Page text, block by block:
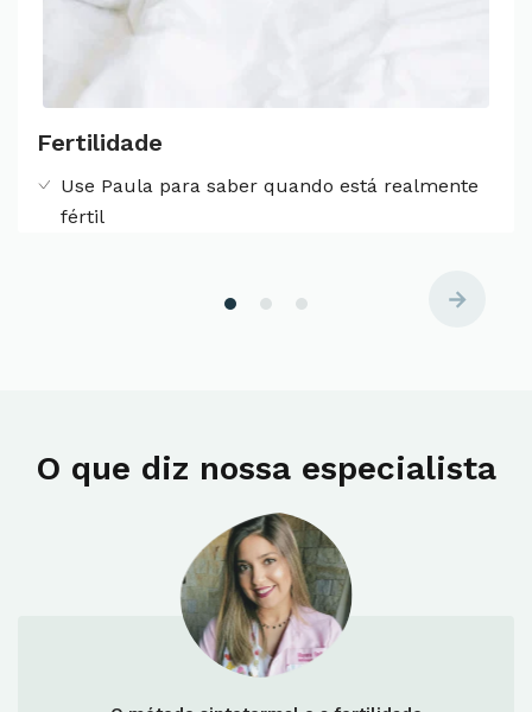
Fertilidade
Use Paula para saber quando está realmente
fértil
O que diz nossa especialista